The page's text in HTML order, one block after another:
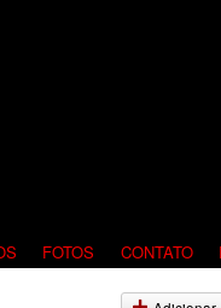
FOTOS CONTATO